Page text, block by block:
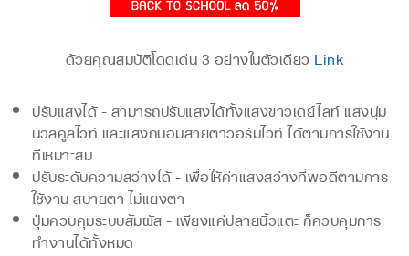
ด้วยคุณสมบัติโดดเด่น 3 อย่างในตัวเดียวLink
ปรับแสงได้ - สามารถปรับแสงได้ทั้งแสงขาวเดย์ไลท์ แสงนุ่ม
นวลคูลไวท์ และแสงถนอมสายตาวอร์มไวท์ ได้ตามการใช้งาน
ที่เหมาะสม
ปรับระดับความสว่างได้ - เพื่อให้ค่าแสงสว่างที่พอดีตามการ
ใช้งาน สบายตา ไม่แยงตา
ปุ่มควบคุมระบบสัมผัส - เพียงแค่ปลายนิ้วแตะ ก็ควบคุมการ
ทำงานได้ทั้งหมด